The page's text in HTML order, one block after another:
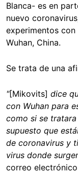
Blanca- es en
nuevo
experimentos
Wuhan, China.
Se trata de una
"[Mikovits] dice
con Wuhan para
como si se
supuesto que
de coronavirus y
virus donde
correo